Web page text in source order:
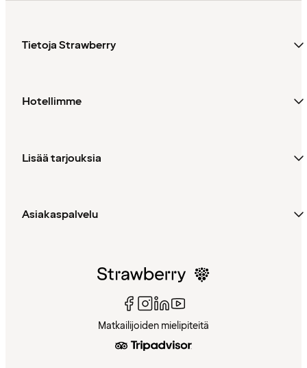
Tietoja Strawberry
Hotellimme
Lisää tarjouksia
Asiakaspalvelu
Matkailijoiden mielipiteitä